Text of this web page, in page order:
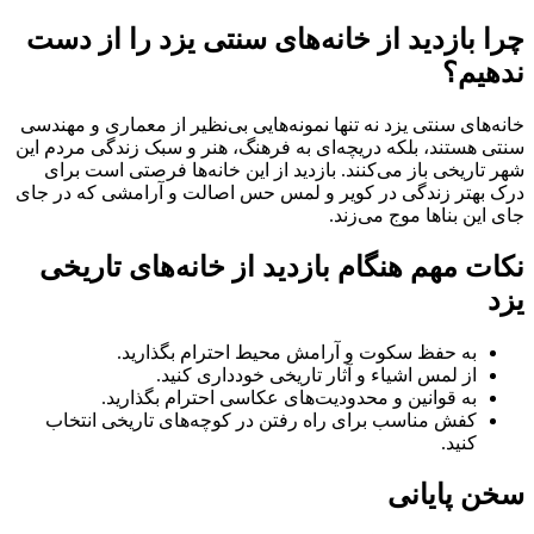
چرا بازدید از خانه‌های سنتی یزد را از دست
ندهیم؟
خانه‌های سنتی یزد نه تنها نمونه‌هایی بی‌نظیر از معماری و مهندسی
سنتی هستند، بلکه دریچه‌ای به فرهنگ، هنر و سبک زندگی مردم این
شهر تاریخی باز می‌کنند. بازدید از این خانه‌ها فرصتی است برای
درک بهتر زندگی در کویر و لمس حس اصالت و آرامشی که در جای
جای این بناها موج می‌زند.
نکات مهم هنگام بازدید از خانه‌های تاریخی
یزد
به حفظ سکوت و آرامش محیط احترام بگذارید.
از لمس اشیاء و آثار تاریخی خودداری کنید.
به قوانین و محدودیت‌های عکاسی احترام بگذارید.
کفش مناسب برای راه رفتن در کوچه‌های تاریخی انتخاب
کنید.
سخن پایانی